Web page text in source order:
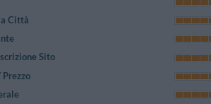
Città
Sito